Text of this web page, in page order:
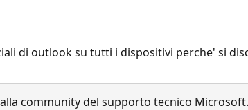
di outlook su tutti i dispositivi perche' si
community del supporto tecnico